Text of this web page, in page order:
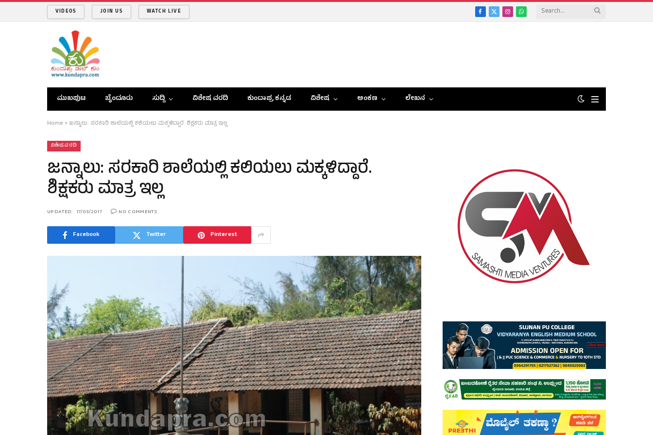
VIDEOS JOIN US WATCH LIVE Facebook
X
InstagramWhatsApp
ಮುಖಪುಟ ಬೈಂದೂರು ಸುದ್ದಿ ವಿಶೇಷ ವರದಿ ಕುಂದಾಪ್ರ ಕನ್ನಡ ವಿಶೇಷ ಅಂಕಣ ಲೇಖನ
Home » ಜನ್ನಾಲು: ಸರಕಾರಿ ಶಾಲೆಯಲ್ಲಿ ಕಲಿಯಲು ಮಕ್ಕಳಿದ್ದಾರೆ. ಶಿಕ್ಷಕರು ಮಾತ್ರ ಇಲ್ಲ
ವಿಶೇಷ ವರದಿ
ಜನ್ನಾಲು: ಸರಕಾರಿ ಶಾಲೆಯಲ್ಲಿ ಕಲಿಯಲು ಮಕ್ಕಳಿದ್ದಾರೆ.
ಶಿಕ್ಷಕರು ಮಾತ್ರ ಇಲ್ಲ
UPDATED: 17/03/2017 NO COMMENTS
Facebook Twitter Pinterest